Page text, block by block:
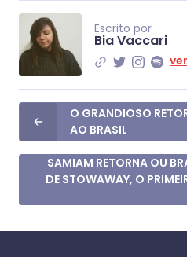
Escrito por
Bia Vaccari
O GRANDIOSO
AO BRASIL
SAMIAM RETORNA OU
DE STOWAWAY, O